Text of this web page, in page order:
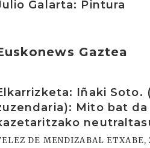
Galarta: Pintura
Gaztea
Iñaki Soto.
Mito bat da
DE MENDIZABAL